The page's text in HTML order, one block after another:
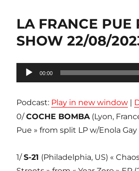
LA FRANCE PUE
SHOW 22/08/
Lecteur
audio
00:00
Podcast: Play in new window |
0/COCHE BOMBA(Lyon,
Pue » from split LP w/Enola Gay
1/S-21 (Philadelphia, US) «